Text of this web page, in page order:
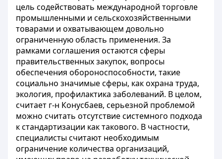
цель содействовать международной торговле
промышленными и сельскохозяйственными
товарами и охватывающем довольно
ограниченную область применения. За
рамками соглашения остаются сферы
правительственных закупок, вопросы
обеспечения обороноспособности, такие
социально значимые сферы, как охрана труда,
экология, профилактика заболеваний. В целом,
считает г-н Конусбаев, серьезной проблемой
можно считать отсутствие системного подхода
к стандартизации как такового. В частности,
специалисты считают необходимым
ограничение количества организаций,